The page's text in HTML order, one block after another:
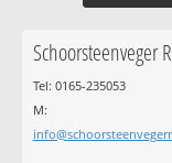
Schoorsteenveger
Tel: 0165-235053
M: